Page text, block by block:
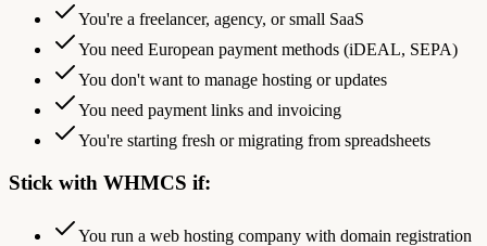
You're a freelancer, agency, or small SaaS
You need European payment methods (iDEAL, SEPA)
You don't want to manage hosting or updates
You need payment links and invoicing
You're starting fresh or migrating from spreadsheets
Stick with WHMCS if:
You run a web hosting company with domain registration